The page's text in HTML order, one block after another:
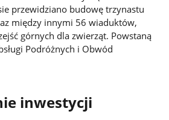
przewidziano budowę trzynastu
między innymi 56 wiaduktów,
górnych dla zwierząt. Powstaną
Podróżnych i Obwód
inwestycji